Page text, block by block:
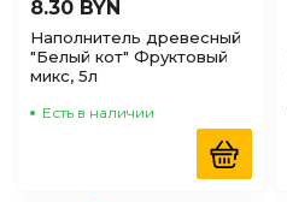
8.30 BYN
Наполнитель древесный
"Белый кот" Фруктовый
микс, 5л
Есть в наличии